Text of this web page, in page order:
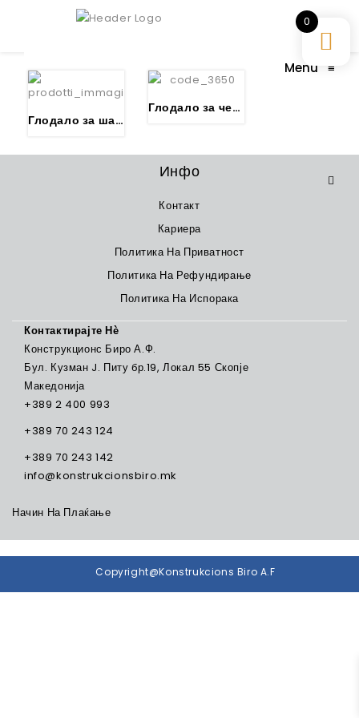
Menu ≡
Глодало за шарки HSS
Глодало за чепови
Инфо
Контакт
Кариера
Политика На Приватност
Политика На Рефундирање
Политика На Испорака
Контактирајте Нѐ
Конструкционс Биро А.Ф.
Бул. Кузман J. Питу бр.19, Локал 55 Скопје
Македонија
+389 2 400 993
+389 70 243 124
+389 70 243 142
info@konstrukcionsbiro.mk
Начин На Плаќање
Copyright@Konstrukcions Biro A.F
0